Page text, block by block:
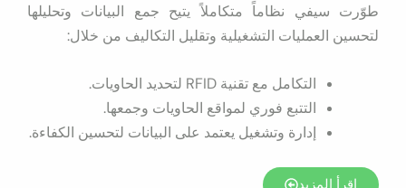
طوّرت سيفي نظاماً متكاملاً يتيح جمع البيانات وتحليلها
لتحسين العمليات التشغيلية وتقليل التكاليف من خلال:
التكامل مع تقنية RFID لتحديد الحاويات.
التتبع فوري لمواقع الحاويات وجمعها.
إدارة وتشغيل يعتمد على البيانات لتحسين الكفاءة.
اقرأ المزيد